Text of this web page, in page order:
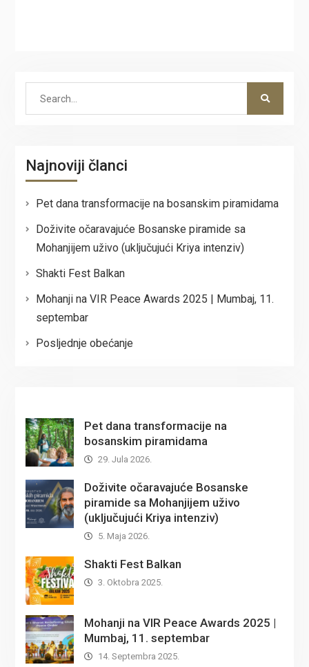
Najnoviji članci
Pet dana transformacije na bosanskim piramidama
Doživite očaravajuće Bosanske piramide sa
Mohanjijem uživo (uključujući Kriya intenziv)
Shakti Fest Balkan
Mohanji na VIR Peace Awards 2025 | Mumbaj, 11.
septembar
Posljednje obećanje
Pet dana transformacije na
bosanskim piramidama
29. Jula 2026.
Doživite očaravajuće Bosanske
piramide sa Mohanjijem uživo
(uključujući Kriya intenziv)
5. Maja 2026.
Shakti Fest Balkan
3. Oktobra 2025.
Mohanji na VIR Peace Awards 2025 |
Mumbaj, 11. septembar
14. Septembra 2025.